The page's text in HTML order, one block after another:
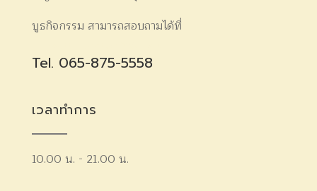
บูธกิจกรรม สามารถสอบถามได้ที่
Tel. 065-875-5558
เวลาทำการ
10.00 น. - 21.00 น.